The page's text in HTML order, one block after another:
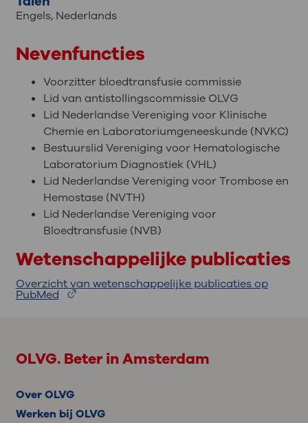
Engels,Nederlands
Nevenfuncties
Voorzitter bloedtransfusie commissie
Lid van antistollingscommissie OLVG
Lid Nederlandse Vereniging voor Klinische
Chemie en Laboratoriumgeneeskunde (NVKC)
Bestuurslid Vereniging voor Hematologische
Laboratorium Diagnostiek (VHL)
Lid Nederlandse Vereniging voor Trombose en
Hemostase (NVTH)
Lid Nederlandse Vereniging voor
Bloedtransfusie (NVB)
Wetenschappelijke publicaties
Overzicht van wetenschappelijke publicaties op
PubMed
OLVG. Beter in Amsterdam
Over OLVG
Werken bij OLVG